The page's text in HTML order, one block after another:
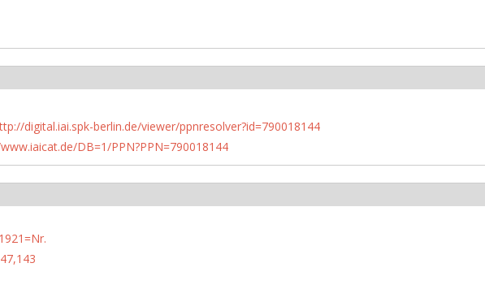
digital.iai.spk-berlin.de/viewer/ppnresolver?id=790018144
DB=1/PPN?PPN=790018144